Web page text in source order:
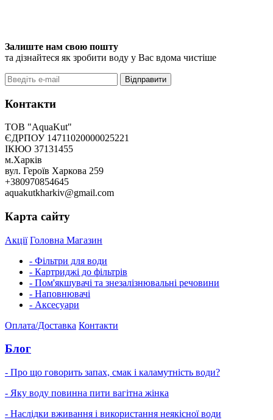
Залиште нам свою пошту
та дізнайтеся як зробити воду у Вас вдома чистіше
Відправити
Контакти
ТОВ "AquaKut"
ЄДРПОУ 14711020000025221
ІКЮО 37131455
м.Харків
вул. Героїв Харкова 259
+380970854645
aquakutkharkiv@gmail.com
Карта сайту
Акції Головна Магазин
- Фільтри для води
- Картриджі до фільтрів
- Пом'якшувачі та знезалізнювальні речовини
- Наповнювачі
- Аксесуари
Оплата/Доставка Контакти
Блог
- Про що говорить запах, смак і каламутність води?
- Яку воду повинна пити вагітна жінка
- Наслідки вживання і використання неякісної води